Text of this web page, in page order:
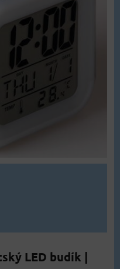
LED budík |